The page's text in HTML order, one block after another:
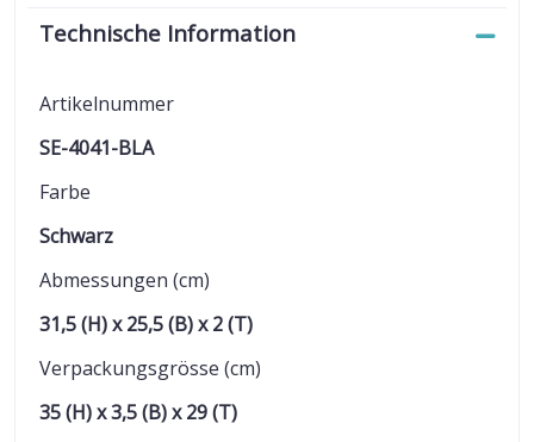
Technische Information
Artikelnummer
SE-4041-BLA
Farbe
Schwarz
Abmessungen (cm)
31,5 (H) x 25,5 (B) x 2 (T)
Verpackungsgrösse (cm)
35 (H) x 3,5 (B) x 29 (T)